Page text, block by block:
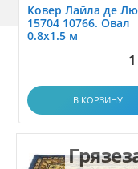
Ковер Лайла де
15704 10766. Овал
0.8x1.5 м
В КОРЗИНУ